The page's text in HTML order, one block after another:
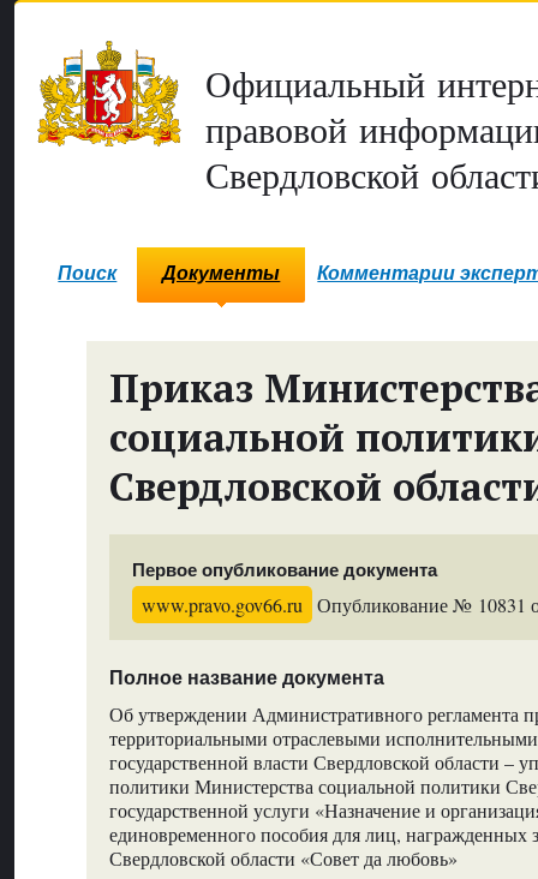
Официальный
правовой
Свердловской
Поиск Документы Комментарии
Приказ
социальной
Свердловской
Первое опубликование документа
www.pravo.gov66.ru Опубликование № 10831
Полное название документа
Об утверждении Административного регламента
территориальными отраслевыми
государственной власти Свердловской области –
политики Министерства социальной политики
государственной услуги «Назначение и
единовременного пособия для лиц, награжденных
Свердловской области «Совет да любовь»